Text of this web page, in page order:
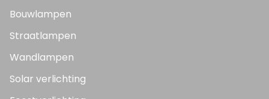
Bouwlampen
Straatlampen
Wandlampen
Solar verlichting